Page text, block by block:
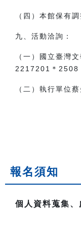
（四）本館保有
九、活動洽詢：
（一）國立臺灣
2217201＊ 2508
（二）執行單位
報名須知
個人資料蒐集